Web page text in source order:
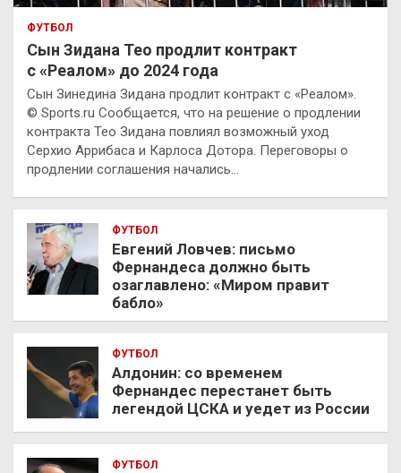
ФУТБОЛ
Сын Зидана Тео продлит контракт
с «Реалом» до 2024 года
Сын Зинедина Зидана продлит контракт с «Реалом».
© Sports.ru Сообщается, что на решение о продлении
контракта Тео Зидана повлиял возможный уход
Серхио Аррибаса и Карлоса Дотора. Переговоры о
продлении соглашения начались…
ФУТБОЛ
Евгений Ловчев: письмо
Фернандеса должно быть
озаглавлено: «Миром правит
бабло»
ФУТБОЛ
Алдонин: со временем
Фернандес перестанет быть
легендой ЦСКА и уедет из России
ФУТБОЛ